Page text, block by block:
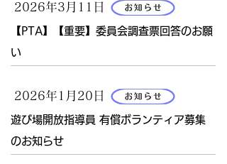
2026年3月11日
【PTA】【重要】委員会調査票回答のお願
い
2026年1月20日
遊び場開放指導員 有償ボランティア募集
のお知らせ